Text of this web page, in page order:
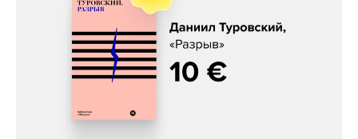
Даниил Туровский, «Разрыв»